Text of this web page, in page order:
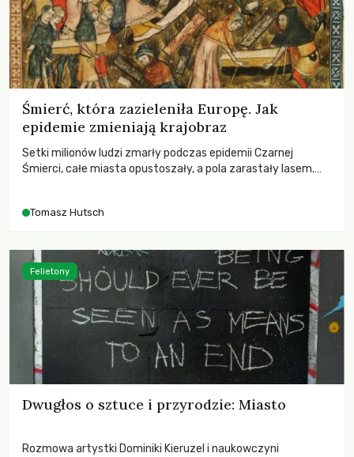
Śmierć, która zazieleniła Europę. Jak
epidemie zmieniają krajobraz
Setki milionów ludzi zmarły podczas epidemii Czarnej
Śmierci, całe miasta opustoszały, a pola zarastały lasem.
największych katastrof w swoich dziejach.
Tomasz Hutsch
Dwugłos o sztuce i przyrodzie: Miasto
Rozmowa artystki Dominiki Kieruzel i naukowczyni
Felietony